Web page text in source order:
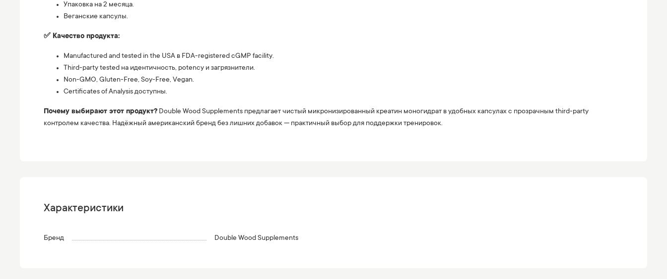
Упаковка на 2 месяца.
Веганские капсулы.
✅ Качество продукта:
Manufactured and tested in the USA в FDA-registered cGMP facility.
Third-party tested на идентичность, potency и загрязнители.
Non-GMO, Gluten-Free, Soy-Free, Vegan.
Certificates of Analysis доступны.
Почему выбирают этот продукт? Double Wood Supplements предлагает чистый микронизированный креатин моногидрат в удобных капсулах с прозрачным third-party
контролем качества. Надёжный американский бренд без лишних добавок — практичный выбор для поддержки тренировок.
Характеристики
Бренд Double Wood Supplements